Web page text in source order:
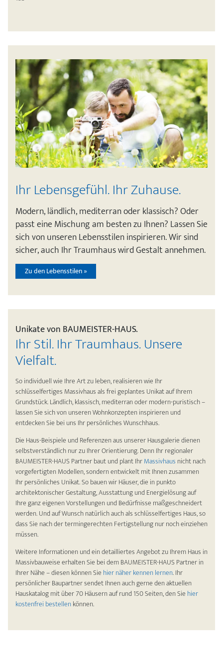
Ihr Lebensgefühl. Ihr Zuhause.
Modern, ländlich, mediterran oder klassisch? Oder
passt eine Mischung am besten zu Ihnen? Lassen Sie
sich von unseren Lebensstilen inspirieren. Wir sind
sicher, auch Ihr Traumhaus wird Gestalt annehmen.
Zu den Lebensstilen »
Unikate von BAUMEISTER-HAUS.
Ihr Stil. Ihr Traumhaus. Unsere
Vielfalt.
So individuell wie Ihre Art zu leben, realisieren wie Ihr
schlüsselfertiges Massivhaus als frei geplantes Unikat auf Ihrem
Grundstück. Ländlich, klassisch, mediterran oder modern-puristisch –
lassen Sie sich von unseren Wohnkonzepten inspirieren und
entdecken Sie bei uns Ihr persönliches Wunschhaus.
Die Haus-Beispiele und Referenzen aus unserer Hausgalerie dienen
selbstverständlich nur zu Ihrer Orientierung. Denn Ihr regionaler
BAUMEISTER-HAUS Partner baut und plant IhrMassivhaus nicht nach
vorgefertigten Modellen, sondern entwickelt mit Ihnen zusammen
Ihr persönliches Unikat. So bauen wir Häuser, die in punkto
architektonischer Gestaltung, Ausstattung und Energielösung auf
Ihre ganz eigenen Vorstellungen und Bedürfnisse maßgeschneidert
werden. Und auf Wunsch natürlich auch als schlüsselfertiges Haus, so
dass Sie nach der termingerechten Fertigstellung nur noch einziehen
müssen.
Weitere Informationen und ein detailliertes Angebot zu Ihrem Haus in
Massivbauweise erhalten Sie bei dem BAUMEISTER-HAUS Partner in
Ihrer Nähe – diesen können Sie hier näher kennen lernen. Ihr
persönlicher Baupartner sendet Ihnen auch gerne den aktuellen
Hauskatalog mit über 70 Häusern auf rund 150 Seiten, den Sie hier
kostenfrei bestellenkönnen.